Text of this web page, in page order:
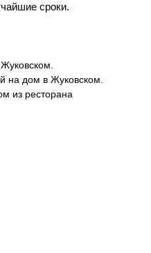
сроки.
на дом в Жуковском.
из ресторана